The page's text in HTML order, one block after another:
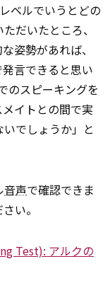
ベルでいうとどの
だいたところ、
姿勢があれば、
言できると思い
のスピーキングを
イトとの間で実
いでしょうか」と
音声で確認できま
い。
Test): アルクの